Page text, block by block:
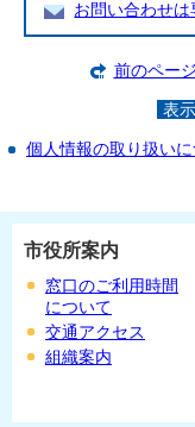
お問い合わせは
前のペー
表示
個人情報の取り扱い
市役所案内
窓口のご利用時間
について
交通アクセス
組織案内